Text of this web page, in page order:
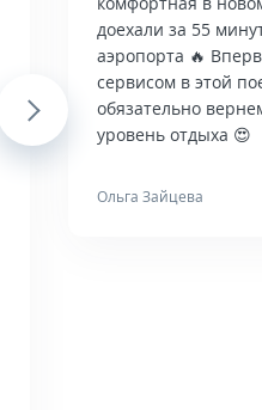
доехали за 55
аэропорта 🔥
сервисом в этой
обязательно
уровень отдыха 😍
Ольга Зайцева
Next